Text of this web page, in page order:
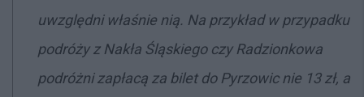
uwzględni właśnie nią. Na przykład w przypadku
podróży z Nakła Śląskiego czy Radzionkowa
podróżni zapłacą za bilet do Pyrzowic nie 13 zł, a